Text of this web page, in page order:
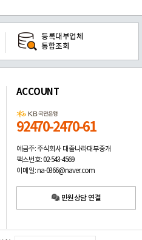
등록대부업체
통합조회
ACCOUNT
92470-2470-61
예금주: 주식회사 대출나라대부중개
팩스번호: 02-543-4569
이메일: na-0366@naver.com
민원상담 연결